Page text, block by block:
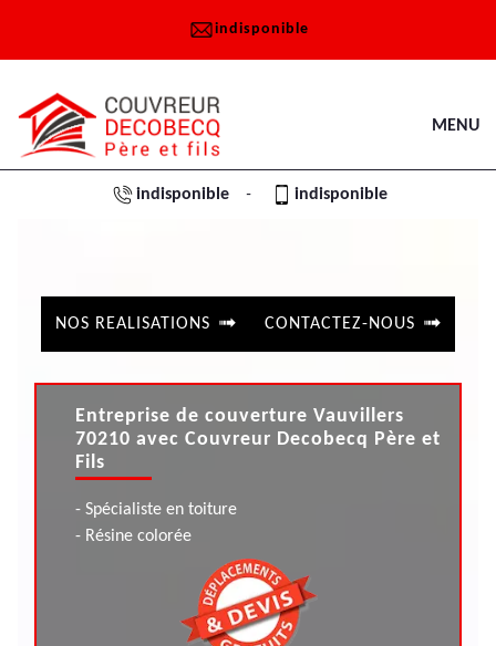
indisponible
MENU
indisponible - indisponible
NOS REALISATIONS CONTACTEZ-NOUS
Entreprise de couverture Vauvillers
70210 avec Couvreur Decobecq Père et
Fils
- Spécialiste en toiture
- Résine colorée